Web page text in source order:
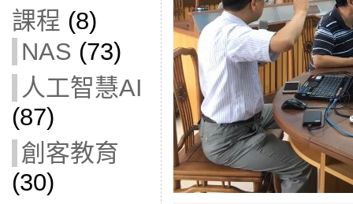
課程 (8)
NAS (73)
人工智慧AI
(87)
創客教育
(30)